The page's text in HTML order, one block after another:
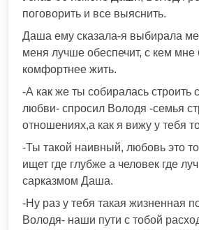
поговорить и все выяснить.
Даша ему сказала-я выбирала
меня лучше обеспечит, с кем мне
комфортнее жить.
-А как же ты собиралась строить
любви- спросил Володя -семья
отношениях,а как я вижу у тебя
-Ты такой наивный, любовь это
ищет где глубже а человек где
сарказмом Даша.
-Ну раз у тебя такая жизненная
Володя- наши пути с тобой